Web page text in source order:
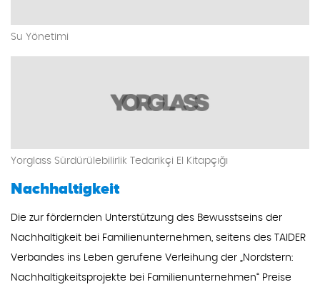
Su Yönetimi
Yorglass Sürdürülebilirlik Tedarikçi El Kitapçığı
Nachhaltigkeit
Die zur fördernden Unterstützung des Bewusstseins der
Nachhaltigkeit bei Familienunternehmen, seitens des TAIDER
Verbandes ins Leben gerufene Verleihung der „Nordstern:
Nachhaltigkeitsprojekte bei Familienunternehmen“ Preise